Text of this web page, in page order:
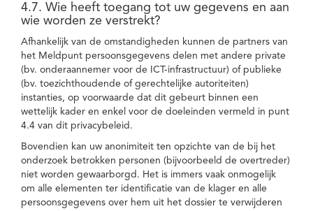
4.7. Wie heeft toegang tot uw gegevens en aan
wie worden ze verstrekt?
Afhankelijk van de omstandigheden kunnen de partners van
het Meldpunt persoonsgegevens delen met andere private
(bv. onderaannemer voor de ICT-infrastructuur) of publieke
(bv. toezichthoudende of gerechtelijke autoriteiten)
instanties, op voorwaarde dat dit gebeurt binnen een
wettelijk kader en enkel voor de doeleinden vermeld in punt
4.4 van dit privacybeleid.
Bovendien kan uw anonimiteit ten opzichte van de bij het
onderzoek betrokken personen (bijvoorbeeld de overtreder)
niet worden gewaarborgd. Het is immers vaak onmogelijk
om alle elementen ter identificatie van de klager en alle
persoonsgegevens over hem uit het dossier te verwijderen